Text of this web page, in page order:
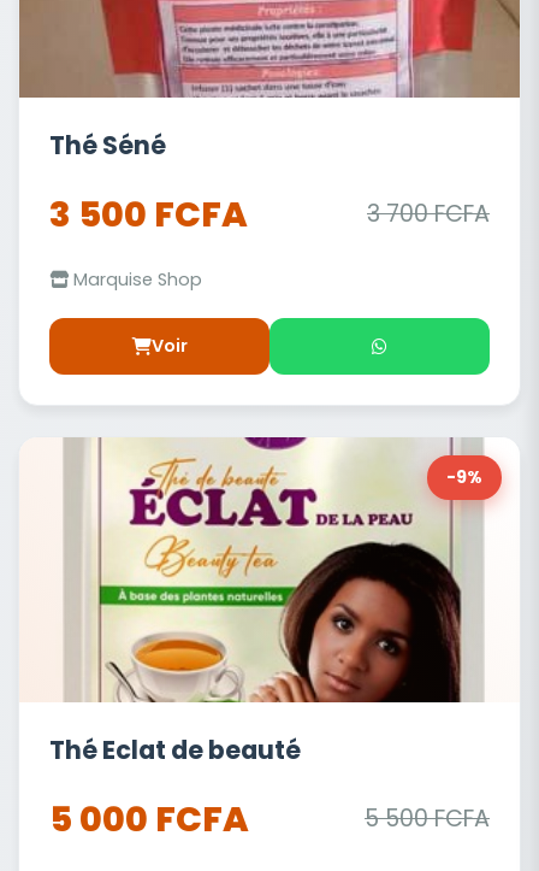
Thé Séné
3 500 FCFA 3 700 FCFA
Marquise Shop
Voir
-9%
Thé Eclat de beauté
5 000 FCFA 5 500 FCFA